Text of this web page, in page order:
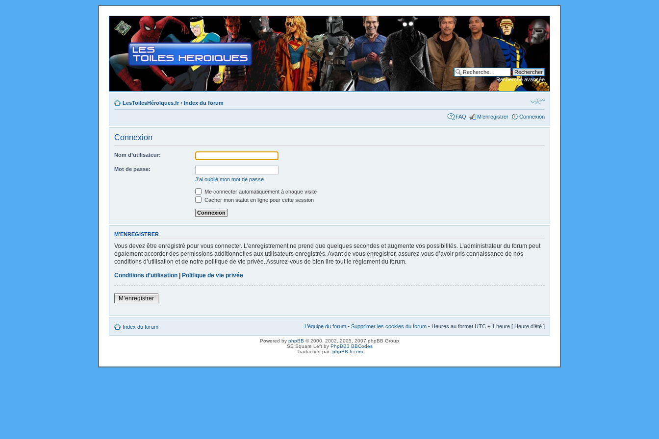
Recherche avancée
LesToilesHéroïques.fr ‹ Index du forum
FAQ M’enregistrer Connexion
Connexion
Nom d’utilisateur:
Mot de passe:
J’ai oublié mon mot de passe
Me connecter automatiquement à chaque visite
Cacher mon statut en ligne pour cette session
M’ENREGISTRER
Vous devez être enregistré pour vous connecter. L’enregistrement ne prend que quelques secondes et augmente vos possibilités. L’administrateur du forum peut
également accorder des permissions additionnelles aux utilisateurs enregistrés. Avant de vous enregistrer, assurez-vous d’avoir pris connaissance de nos
conditions d’utilisation et de notre politique de vie privée. Assurez-vous de bien lire tout le règlement du forum.
Conditions d’utilisation | Politique de vie privée
M’enregistrer
Index du forum L’équipe du forum • Supprimer les cookies du forum • Heures au format UTC + 1 heure [ Heure d’été ]
Powered by phpBB © 2000, 2002, 2005, 2007 phpBB Group
SE Square Left by PhpBB3 BBCodes
Traduction par: phpBB-fr.com